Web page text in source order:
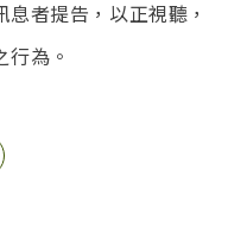
者提告，以正視聽，
為。